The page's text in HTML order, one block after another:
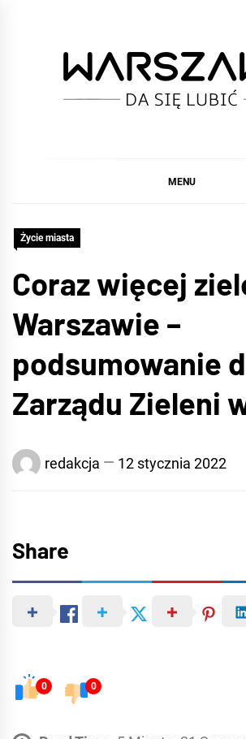
MENU
Życie miasta
Coraz więcej
Warszawie –
podsumowanie
Zarządu Zieleni
redakcja 12 stycznia 2022
Share
0 0